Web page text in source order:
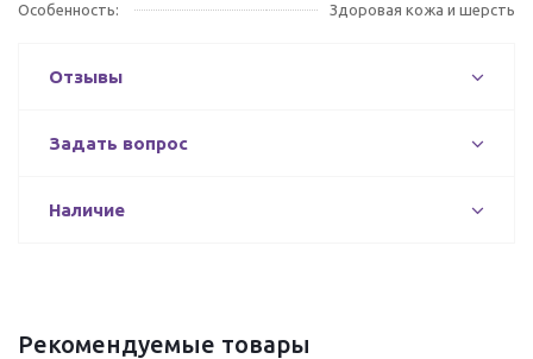
Особенность:
Здоровая кожа и шерсть
Отзывы
Задать вопрос
Наличие
Рекомендуемые товары